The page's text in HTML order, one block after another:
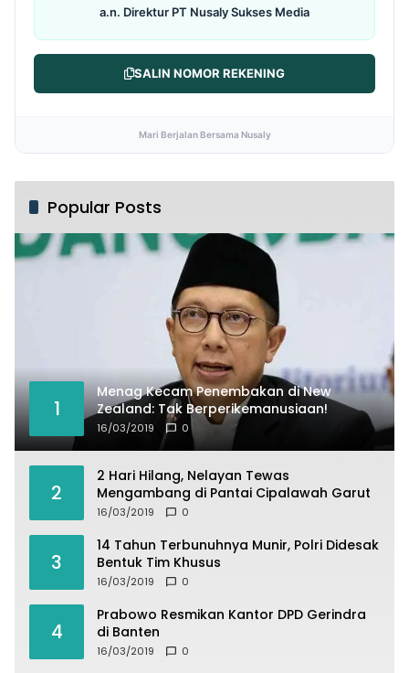
a.n. Direktur PT Nusaly Sukses Media
SALIN NOMOR REKENING
Mari Berjalan Bersama Nusaly
Popular Posts
1
Menag Kecam Penembakan di New
Zealand: Tak Berperikemanusiaan!
16/03/2019 0
2
2 Hari Hilang, Nelayan Tewas
Mengambang di Pantai Cipalawah Garut
16/03/2019 0
3
14 Tahun Terbunuhnya Munir, Polri Didesak
Bentuk Tim Khusus
16/03/2019 0
4
Prabowo Resmikan Kantor DPD Gerindra
di Banten
16/03/2019 0